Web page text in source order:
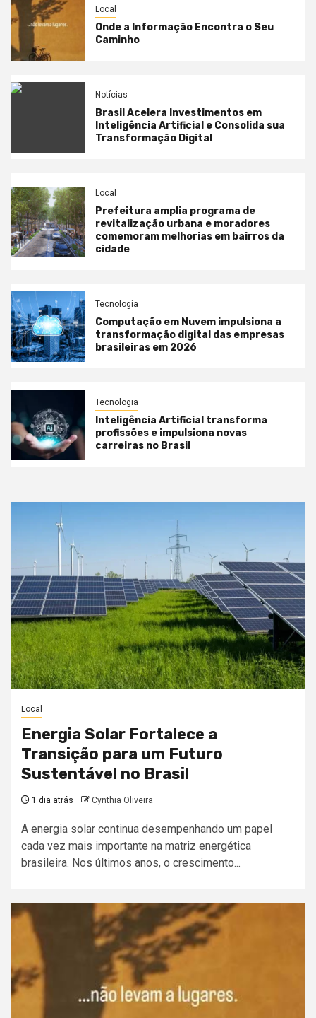
Local
Onde a Informação Encontra o Seu
Caminho
Notícias
Brasil Acelera Investimentos em
Inteligência Artificial e Consolida sua
Transformação Digital
Local
Prefeitura amplia programa de
revitalização urbana e moradores
comemoram melhorias em bairros da
cidade
Tecnologia
Computação em Nuvem impulsiona a
transformação digital das empresas
brasileiras em 2026
Tecnologia
Inteligência Artificial transforma
profissões e impulsiona novas
carreiras no Brasil
Local
Energia Solar Fortalece a
Transição para um Futuro
Sustentável no Brasil
1 dia atrás Cynthia Oliveira
A energia solar continua desempenhando um papel
cada vez mais importante na matriz energética
brasileira. Nos últimos anos, o crescimento...